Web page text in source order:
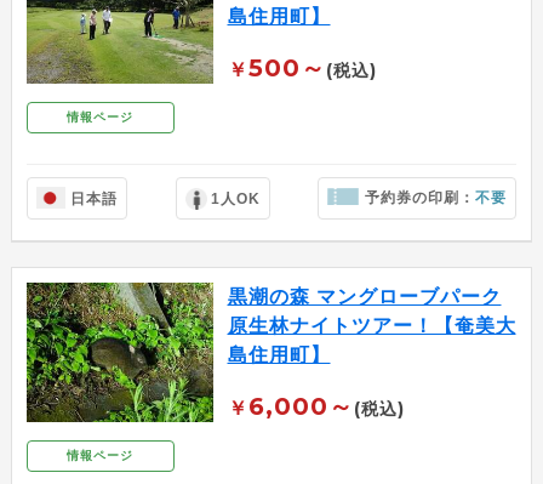
情報ページ
島住用町】
￥500～ (税込)
日本語 1人OK 予約券の印刷：不要
情報ページ
黒潮の森 マングローブパーク
原生林ナイトツアー！【奄美大
島住用町】
￥ 6,000～ (税込)